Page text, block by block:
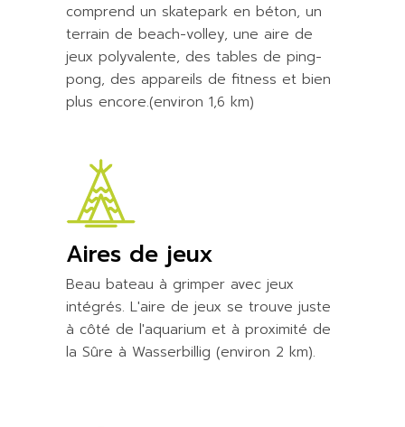
comprend un skatepark en béton, un
terrain de beach-volley, une aire de
jeux polyvalente, des tables de ping-
pong, des appareils de fitness et bien
plus encore.(environ 1,6 km)
Aires de jeux
Beau bateau à grimper avec jeux
intégrés. L'aire de jeux se trouve juste
à côté de l'aquarium et à proximité de
la Sûre à Wasserbillig (environ 2 km).